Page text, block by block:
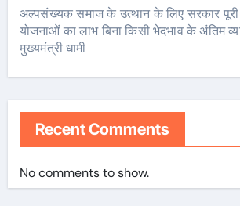
अल्पसंख्यक समाज के उत्थान के लिए सरकार पूरी
योजनाओं का लाभ बिना किसी भेदभाव के अंतिम
मुख्यमंत्री धामी
Recent Comments
No comments to show.